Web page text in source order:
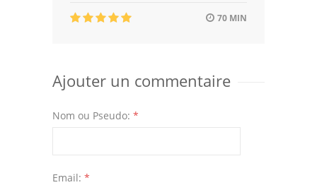
70 MIN
Ajouter un commentaire
Nom ou Pseudo: *
Email: *